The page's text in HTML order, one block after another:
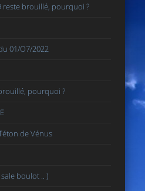
reste brouillé, pourquoi ?
01/O7/2022
pourquoi ?
de Vénus
boulot .. )